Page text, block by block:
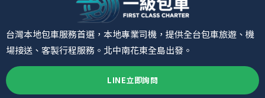
台灣本地包車服務首選，本地專業司機，提供全台包車旅遊、機
場接送、客製行程服務。北中南花東全島出發。
LINE立即詢問